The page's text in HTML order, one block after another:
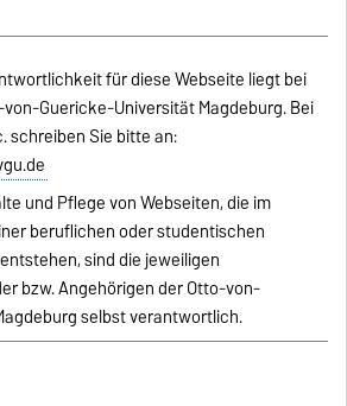
für diese Webseite liegt bei
Guericke-Universität Magdeburg. Bei
schreiben Sie bitte an:
und Pflege von Webseiten, die im
beruflichen oder studentischen
sind die jeweiligen
bzw. Angehörigen der Otto-von-
selbst verantwortlich.